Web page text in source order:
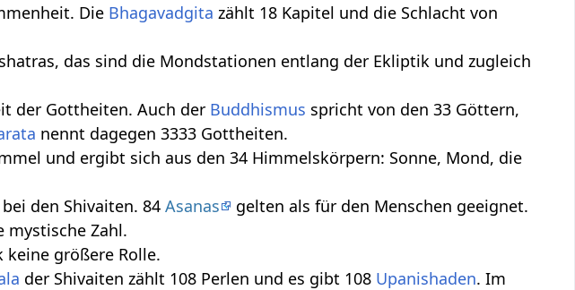
Die Bhagavadgita zählt 18 Kapitel und die Schlacht von
das sind die Mondstationen entlang der Ekliptik und zugleich
der Gottheiten. Auch der Buddhismus spricht von den 33 Göttern,
nennt dagegen 3333 Gottheiten.
und ergibt sich aus den 34 Himmelskörpern: Sonne, Mond, die
den Shivaiten. 84Asanas
gelten als für den Menschen geeignet.
mystische Zahl.
größere Rolle.
der Shivaiten zählt 108 Perlen und es gibt 108 Upanishaden. Im